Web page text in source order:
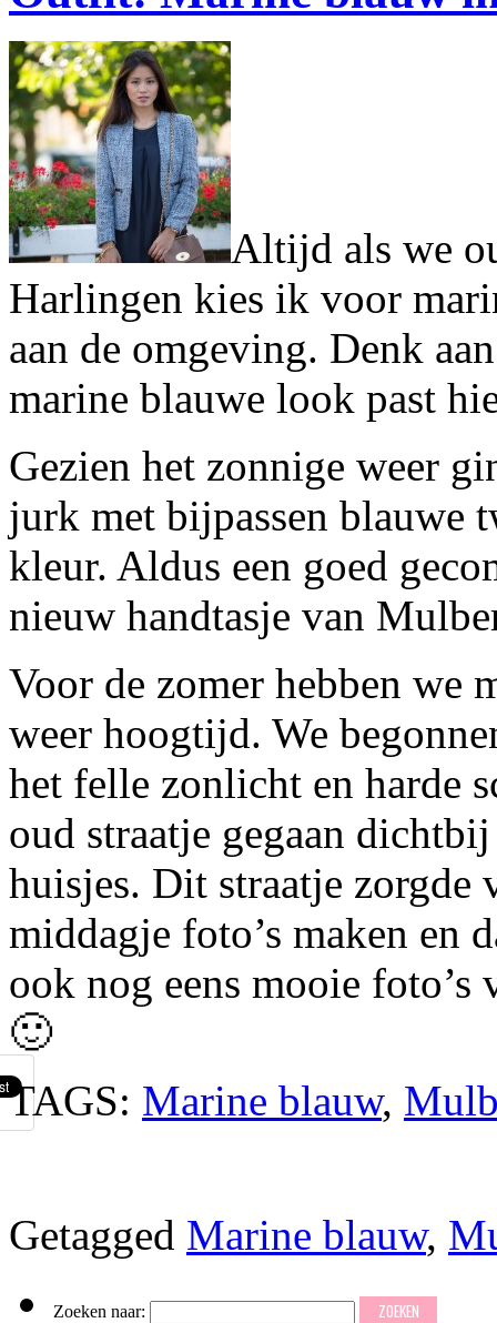
Altijd als we
Harlingen kies ik voor
aan de omgeving. Denk
marine blauwe look past
Gezien het zonnige weer
jurk met bijpassen blauwe
kleur. Aldus een goed
nieuw handtasje van
Voor de zomer hebben we
weer hoogtijd. We
het felle zonlicht en harde
oud straatje gegaan
huisjes. Dit straatje zorgde
middagje foto’s maken en
ook nog eens mooie foto’s
🙂
TAGS: Marine blauw,
Getagged Marine blauw,
Zoeken naar: